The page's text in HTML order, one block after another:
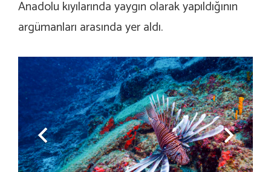
Anadolu kıyılarında yaygın olarak yapıldığının
argümanları arasında yer aldı.